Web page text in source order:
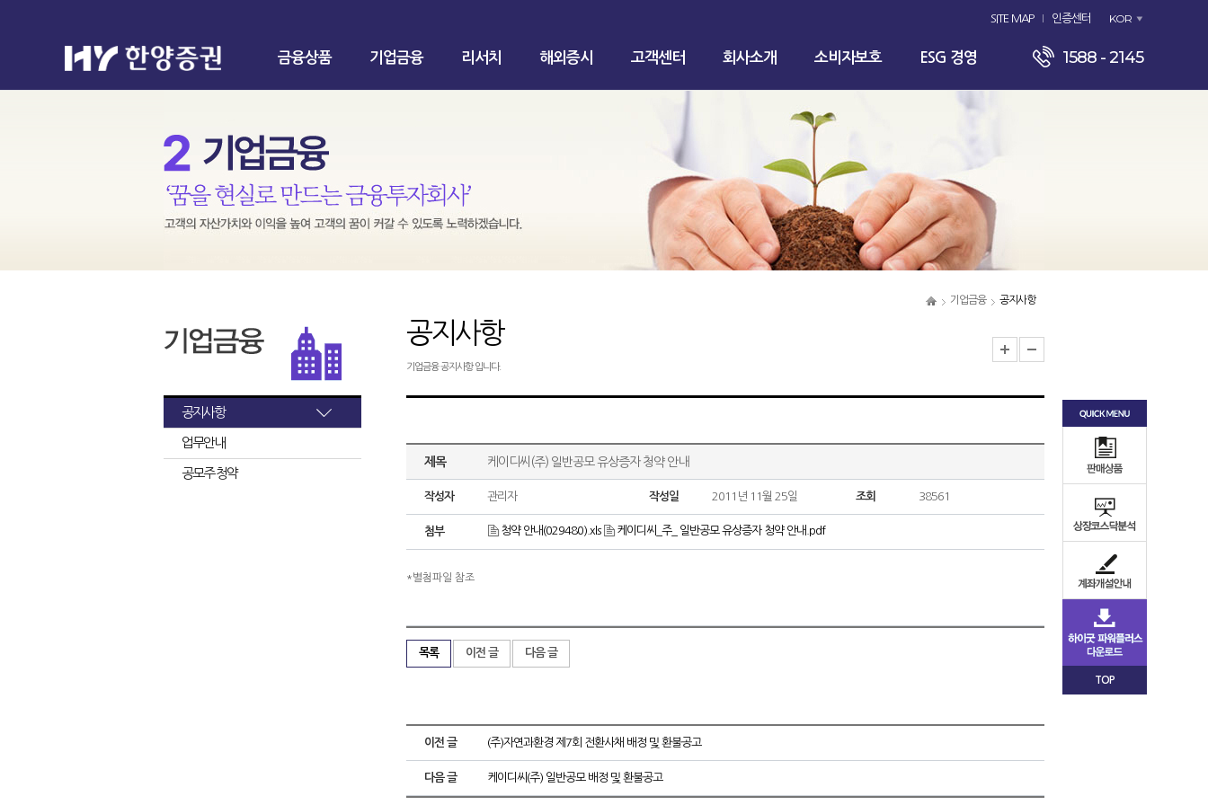
SITE MAP 인증센터 KOR
금융상품 기업금융 리서치 해외증시 고객센터 회사소개 소비자보호 ESG 경영 1588 - 2145
기업금융 공지사항
공지사항
업무안내
공모주 청약
공지사항
기업금융 공지사항 입니다.
제목 케이디씨(주) 일반공모 유상증자 청약 안내
작성자 관리자 작성일 2011년 11월 25일 조회 38561
첨부 청약 안내(029480).xls 케이디씨_주_ 일반공모 유상증자 청약 안내.pdf
*별첨파일 참조
목록 이전 글 다음 글
이전 글 (주)자연과환경 제7회 전환사채 배정 및 환불공고
다음 글 케이디씨(주) 일반공모 배정 및 환불공고
TOP